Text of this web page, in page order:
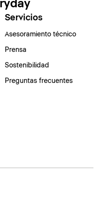
Servicios
Asesoramiento técnico
Prensa
Sostenibilidad
Preguntas frecuentes